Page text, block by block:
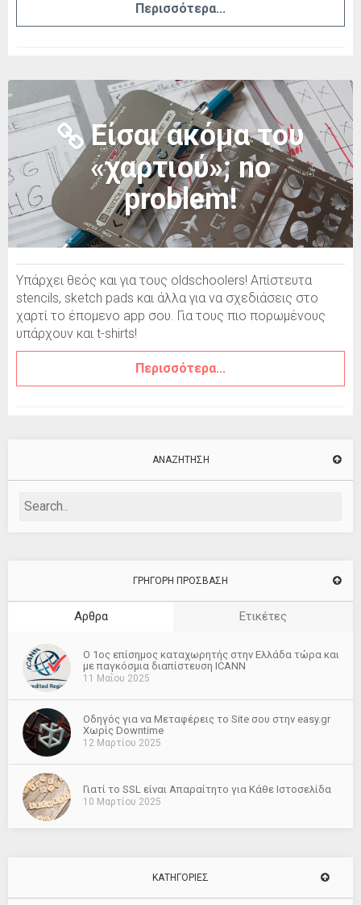
Περισσότερα...
Είσαι ακόμα του
«χαρτιού»; no
problem!
Υπάρχει θεός και για τους oldschoolers! Απίστευτα
stencils, sketch pads και άλλα για να σχεδιάσεις στο
χαρτί το έπομενο app σου. Για τους πιο πορωμένους
υπάρχουν και t-shirts!
Περισσότερα...
ΑΝΑΖΉΤΗΣΗ
ΓΡΗΓΟΡΗ ΠΡΟΣΒΑΣΗ
Αρθρα Ετικέτες
O 1ος επίσημος καταχωρητής στην Ελλάδα τώρα και
με παγκόσμια διαπίστευση ICANN
11 Μαΐου 2025
Οδηγός για να Μεταφέρεις το Site σου στην easy.gr
Χωρίς Downtime
12 Μαρτίου 2025
Γιατί το SSL είναι Απαραίτητο για Κάθε Ιστοσελίδα
10 Μαρτίου 2025
ΚΑΤΗΓΟΡΊΕΣ